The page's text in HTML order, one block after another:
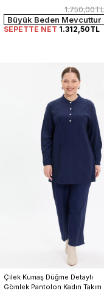
1.750,00TL
Büyük Beden Mevcuttur
SEPETTE NET 1.312,50TL
Çilek Kumaş Düğme Detaylı
Gömlek Pantolon Kadın Takım